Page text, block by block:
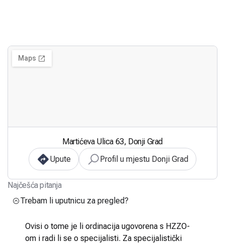
Martićeva Ulica 63, Donji Grad
Upute
Profil u mjestu Donji Grad
Najčešća pitanja
Trebam li uputnicu za pregled?
Ovisi o tome je li ordinacija ugovorena s HZZO-
om i radi li se o specijalisti. Za specijalistički